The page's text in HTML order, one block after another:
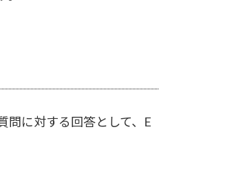
問に対する回答として、E